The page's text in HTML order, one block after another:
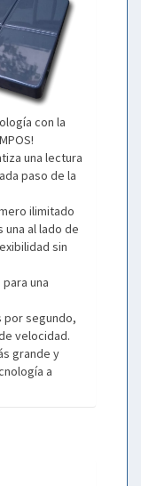
con la
una lectura
paso de la
ilimitado
al lado de
sin
una
por segundo,
velocidad.
grande y
a